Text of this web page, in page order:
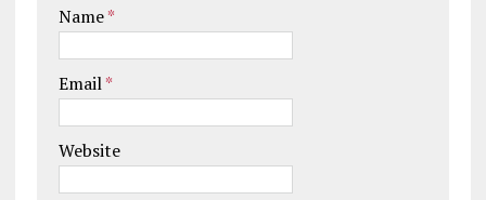
Name*
Email*
Website